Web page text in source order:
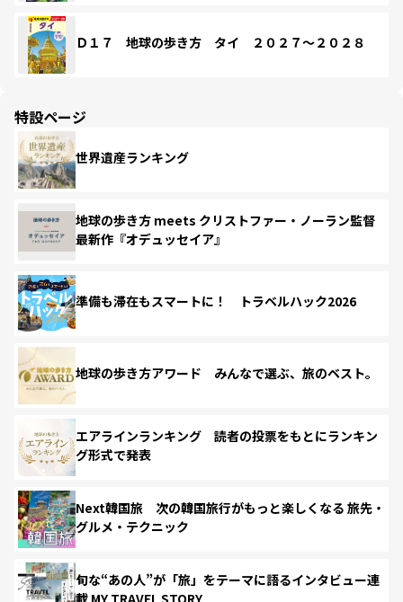
Ｄ１７ 地球の歩き方 タイ ２０２７～２０２８
特設ページ
世界遺産ランキング
地球の歩き方 meets クリストファー・ノーラン監督
最新作『オデュッセイア』
準備も滞在もスマートに！ トラベルハック2026
地球の歩き方アワード みんなで選ぶ、旅のベスト。
エアラインランキング 読者の投票をもとにランキン
グ形式で発表
Next韓国旅 次の韓国旅行がもっと楽しくなる 旅先・
グルメ・テクニック
旬な“あの人”が「旅」をテーマに語るインタビュー連
載 MY TRAVEL STORY